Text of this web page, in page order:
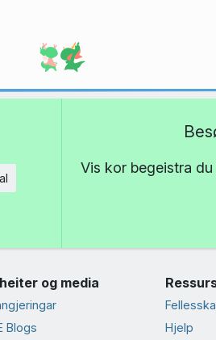
Vis kor begeistra
og media
Blogs
Hjelp